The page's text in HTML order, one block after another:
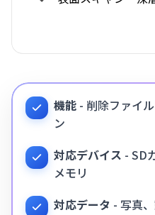
機能 - 削除ファイ
ン
対応デバイス - SD
メモリ
対応データ - 写真